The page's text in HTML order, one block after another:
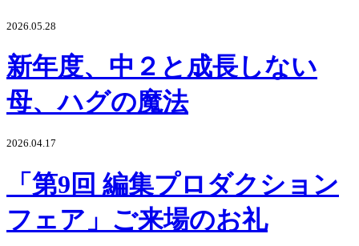
2026.05.28
新年度、中２と成長しない
母、ハグの魔法
2026.04.17
「第9回 編集プロダクション
フェア」ご来場のお礼